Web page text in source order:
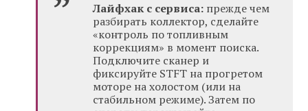
Лайфхак с сервиса: прежде чем
разбирать коллектор, сделайте
«контроль по топливным
коррекциям» в момент поиска.
Подключите сканер и
фиксируйте STFT на прогретом
моторе на холостом (или на
стабильном режиме). Затем по